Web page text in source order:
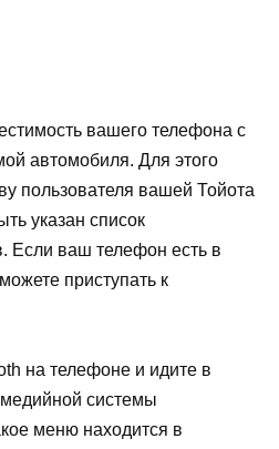
вашего телефона с
автомобиля. Для этого
пользователя вашей Тойота
указан список
Если ваш телефон есть в
приступать к
на телефоне и идите в
системы
меню находится в